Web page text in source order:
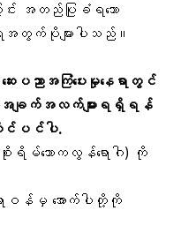
ာင်း အတည်ပြုခံရသော
ရေအတွက်ပိုများပါသည်။
ဆေးပညာအကြံပေးမှုနေရာတွင်
အချက်အလက်များရရှိရန်
ပင်ပါ.
းရိမ်သောကလွန်ရောဂါ) ကို
ဝန်မှ အောက်ပါတို့ကို